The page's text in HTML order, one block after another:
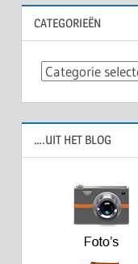
CATEGORIEËN
Categorieën
….UIT HET BLOG